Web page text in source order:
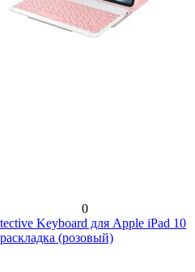
0
Keyboard для Apple iPad 10
(розовый)